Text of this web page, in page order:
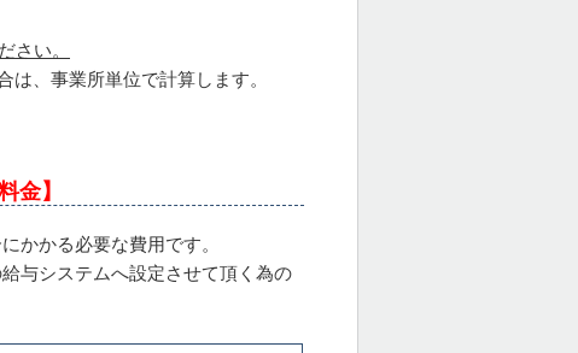
さい。
、事業所単位で計算します。
金】
かかる必要な費用です。
与システムへ設定させて頂く為の